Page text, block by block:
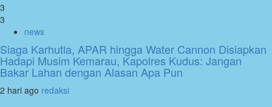
3
3
news
Siaga Karhutla, APAR hingga Water Cannon Disiapkan
Hadapi Musim Kemarau, Kapolres Kudus: Jangan
Bakar Lahan dengan Alasan Apa Pun
2 hari ago redaksi